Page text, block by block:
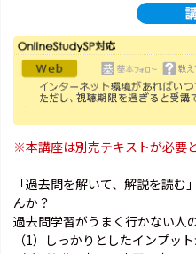
※本講座は別売テキストが必要
「過去問を解いて、解説を読
んか？
過去問学習がうまく行かない人
（1）しっかりとしたインプッ